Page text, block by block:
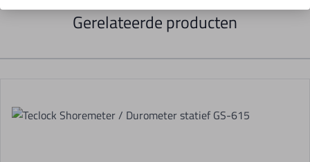
Gerelateerde producten